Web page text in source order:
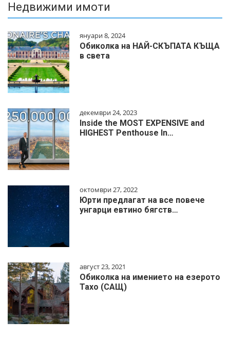
Недвижими имоти
януари 8, 2024
Обиколка на НАЙ-СКЪПАТА КЪЩА
в света
декември 24, 2023
Inside the MOST EXPENSIVE and
HIGHEST Penthouse In…
октомври 27, 2022
Юрти предлагат на все повече
унгарци евтино бягств…
август 23, 2021
Обиколка на имението на езерото
Тахо (САЩ)